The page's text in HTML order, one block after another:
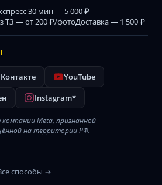
30 мин — 5 000 ₽
ТЗ — от 200 ₽/фотоДоставка — 1 500 ₽
YouTube
Instagram*
Meta, признанной
на территории РФ.
способы →